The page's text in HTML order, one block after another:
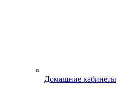
Домашние кабинеты